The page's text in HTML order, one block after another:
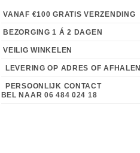
VANAF €100 GRATIS VERZENDING
BEZORGING 1 Á 2 DAGEN
VEILIG WINKELEN
LEVERING OP ADRES OF AFHALEN
PERSOONLIJK CONTACT
BEL NAAR 06 484 024 18